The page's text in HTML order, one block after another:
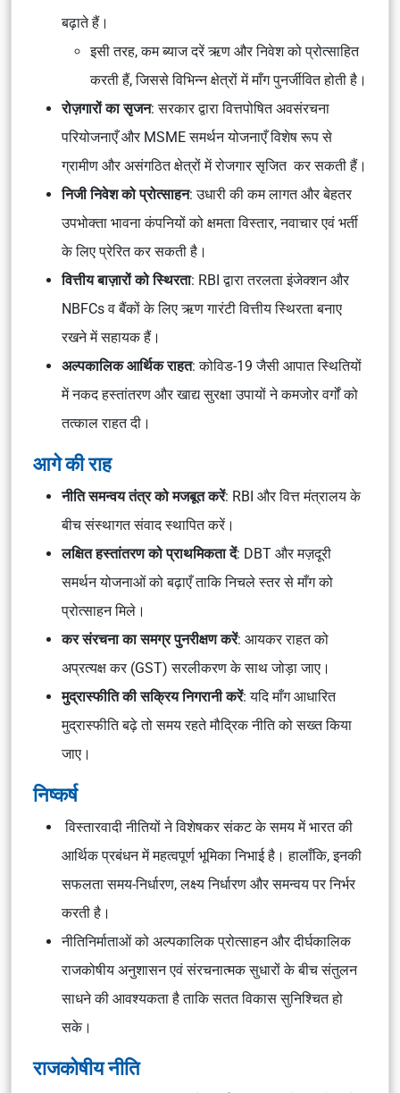
बढ़ाते हैं।
इसी तरह, कम ब्याज दरें ऋण और निवेश को प्रोत्साहित
करती हैं, जिससे विभिन्न क्षेत्रों में माँग पुनर्जीवित होती है।
रोज़गारों का सृजन: सरकार द्वारा वित्तपोषित अवसंरचना
परियोजनाएँ और MSME समर्थन योजनाएँ विशेष रूप से
ग्रामीण और असंगठित क्षेत्रों में रोजगार सृजित कर सकती हैं।
निजी निवेश को प्रोत्साहन: उधारी की कम लागत और बेहतर
उपभोक्ता भावना कंपनियों को क्षमता विस्तार, नवाचार एवं भर्ती
के लिए प्रेरित कर सकती है।
वित्तीय बाज़ारों को स्थिरता: RBI द्वारा तरलता इंजेक्शन और
NBFCs व बैंकों के लिए ऋण गारंटी वित्तीय स्थिरता बनाए
रखने में सहायक हैं।
अल्पकालिक आर्थिक राहत: कोविड-19 जैसी आपात स्थितियों
में नकद हस्तांतरण और खाद्य सुरक्षा उपायों ने कमजोर वर्गों को
तत्काल राहत दी।
आगे की राह
नीति समन्वय तंत्र को मजबूत करें: RBI और वित्त मंत्रालय के
बीच संस्थागत संवाद स्थापित करें।
लक्षित हस्तांतरण को प्राथमिकता दें: DBT और मज़दूरी
समर्थन योजनाओं को बढ़ाएँ ताकि निचले स्तर से माँग को
प्रोत्साहन मिले।
कर संरचना का समग्र पुनरीक्षण करें: आयकर राहत को
अप्रत्यक्ष कर (GST) सरलीकरण के साथ जोड़ा जाए।
मुद्रास्फीति की सक्रिय निगरानी करें: यदि माँग आधारित
मुद्रास्फीति बढ़े तो समय रहते मौद्रिक नीति को सख्त किया
जाए।
निष्कर्ष
विस्तारवादी नीतियों ने विशेषकर संकट के समय में भारत की
आर्थिक प्रबंधन में महत्वपूर्ण भूमिका निभाई है। हालाँकि, इनकी
सफलता समय-निर्धारण, लक्ष्य निर्धारण और समन्वय पर निर्भर
करती है।
नीतिनिर्माताओं को अल्पकालिक प्रोत्साहन और दीर्घकालिक
राजकोषीय अनुशासन एवं संरचनात्मक सुधारों के बीच संतुलन
साधने की आवश्यकता है ताकि सतत विकास सुनिश्चित हो
सके।
राजकोषीय नीति